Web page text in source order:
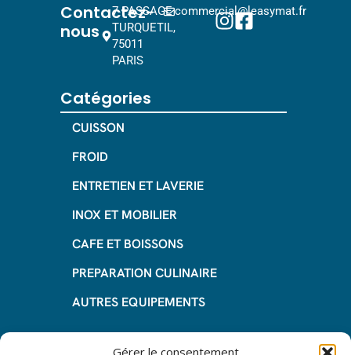
Gérer le consentement
Contactez-
nous
7 PASSAGE
TURQUETIL,
75011
PARIS
commercial@leasymat.fr
Catégories
CUISSON
FROID
ENTRETIEN ET LAVERIE
INOX ET MOBILIER
CAFE ET BOISSONS
PREPARATION CULINAIRE
AUTRES EQUIPEMENTS
Informations